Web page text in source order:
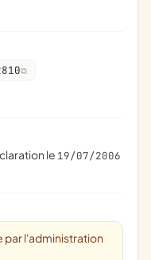
le 19/07/2006
par l'administration